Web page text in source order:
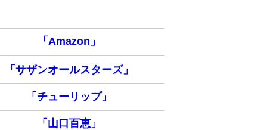
「Amazon」
「サザンオールスターズ」
「チューリップ」
「山口百恵」